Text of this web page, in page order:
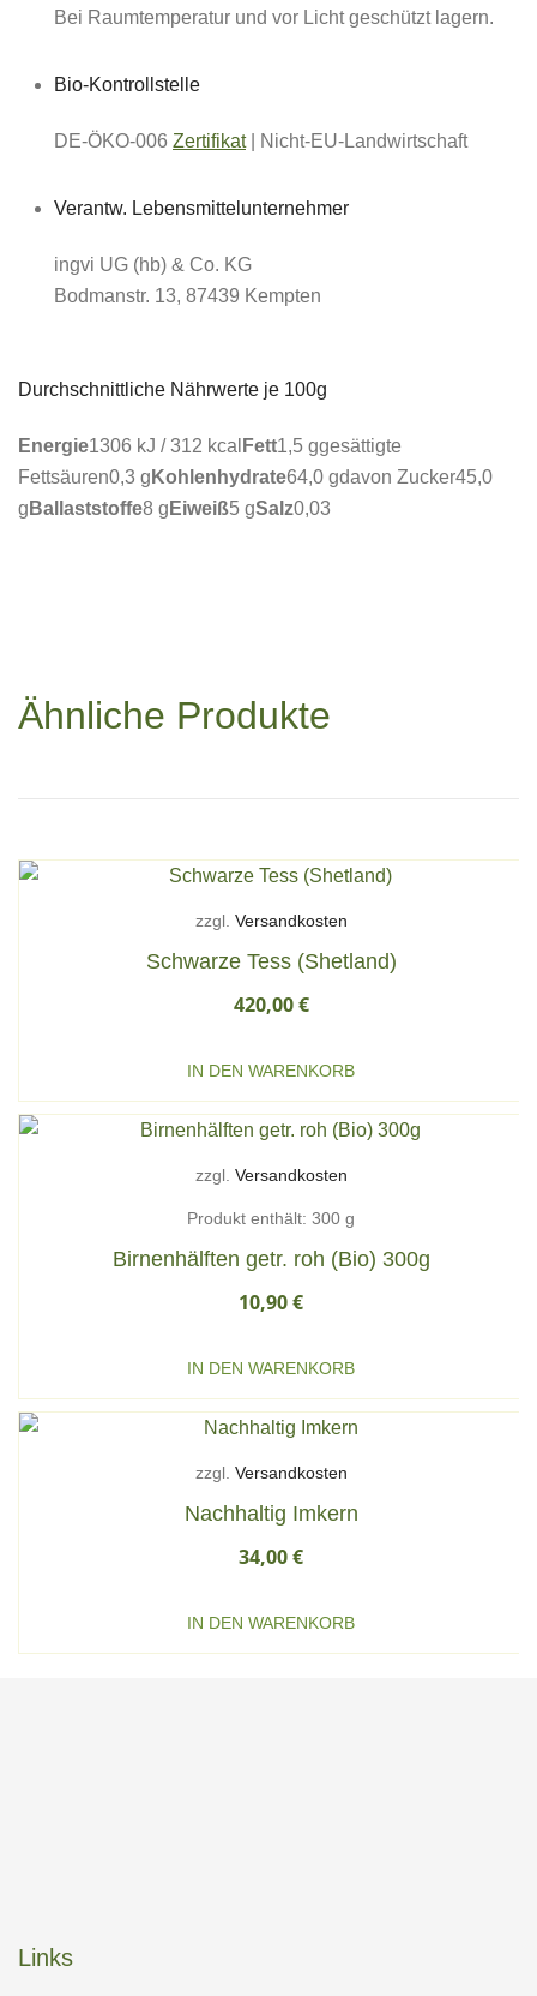
Bei Raumtemperatur und vor Licht geschützt lagern.
Bio-Kontrollstelle
DE-ÖKO-006 Zertifikat| Nicht-EU-Landwirtschaft
Verantw. Lebensmittelunternehmer
ingvi UG (hb) & Co. KG
Bodmanstr. 13, 87439 Kempten
Durchschnittliche Nährwerte je 100g
Energie1306 kJ / 312 kcal Fett1,5 ggesättigte
Fettsäuren0,3 g Kohlenhydrate64,0 gdavon Zucker45,0
g Ballaststoffe8 g Eiweiß5 gSalz0,03
Ähnliche Produkte
zzgl. Versandkosten
Schwarze Tess (Shetland)
420,00€
IN DEN WARENKORB
zzgl. Versandkosten
Produkt enthält: 300 g
Birnenhälften getr. roh (Bio) 300g
10,90€
IN DEN WARENKORB
zzgl. Versandkosten
Nachhaltig Imkern
34,00€
IN DEN WARENKORB
Links